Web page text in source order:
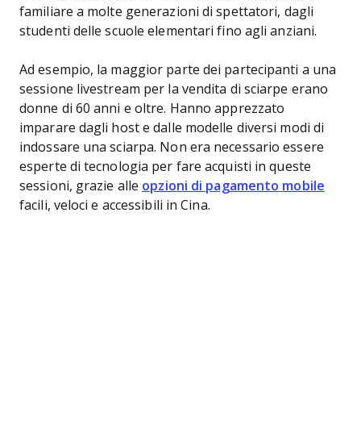
familiare a molte generazioni di spettatori, dagli
studenti delle scuole elementari fino agli anziani.
Ad esempio, la maggior parte dei partecipanti a una
sessione livestream per la vendita di sciarpe erano
donne di 60 anni e oltre. Hanno apprezzato
imparare dagli host e dalle modelle diversi modi di
indossare una sciarpa. Non era necessario essere
esperte di tecnologia per fare acquisti in queste
sessioni, grazie alle opzioni di pagamento mobile
facili, veloci e accessibili in Cina.